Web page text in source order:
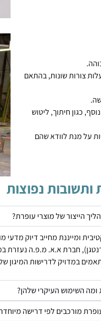
צורות שונות, בהתאם
כגון חיתוך, ליטוש
על מנת לוודא שהם
ותשובות נפוצות
הייצור של מוצרי עופרת?
ומייננת מחייב דיוק
חברת א.א. מ.פ.ה נעזרת
במדויק לדרישות המיגון
ומה השימוש העיקרי שלהן?
מורכבים לפי דרישה